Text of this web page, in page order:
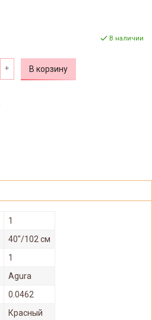
В наличии
В корзину
1
40"/102 см
1
Agura
0.0462
Красный